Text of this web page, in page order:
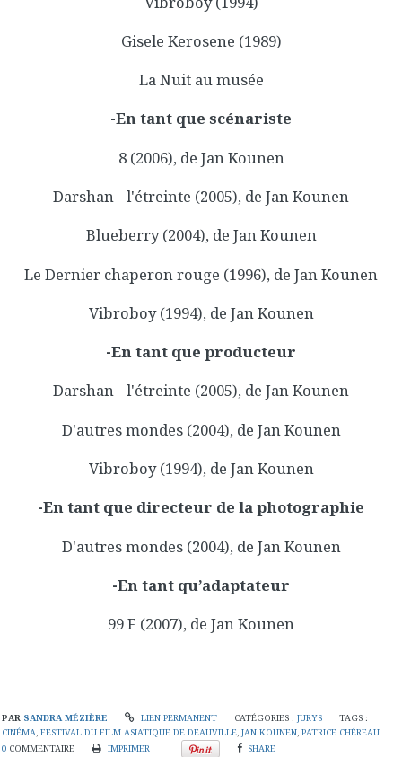
Gisele Kerosene (1989)
La Nuit au musée
-En tant que scénariste
8 (2006), de Jan Kounen
Darshan - l'étreinte (2005), de Jan Kounen
Blueberry (2004), de Jan Kounen
Le Dernier chaperon rouge (1996), de Jan Kounen
Vibroboy (1994), de Jan Kounen
-En tant que producteur
Darshan - l'étreinte (2005), de Jan Kounen
D'autres mondes (2004), de Jan Kounen
Vibroboy (1994), de Jan Kounen
-En tant que directeur de la photographie
D'autres mondes (2004), de Jan Kounen
-En tant qu’adaptateur
99 F (2007), de Jan Kounen
PAR SANDRA MÉZIÈRE LIEN PERMANENT CATÉGORIES :JURYS
TAGS :
CINÉMA FESTIVAL DU FILM ASIATIQUE DE DEAUVILLE JAN KOUNEN PATRICE CHÉREAU
0 COMMENTAIRE IMPRIMER SHARE